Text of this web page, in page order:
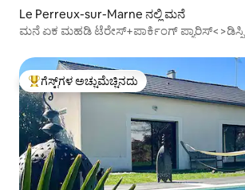
Le Perreux-sur-Marne ನಲ್ಲಿ ಮನೆ
ಮನೆ ಏಕ ಮಹಡಿ ಟೆರೇಸ್+ಪಾರ್ಕಿಂಗ್ ಪ್ಯಾರಿಸ್<>ಡಿಸ್ನಿ
ಗೆಸ್ಟ್‌ಗಳಿಗೆ ಅತಿ ಹೆಚ್ಚು ಅಚ್ಚುಮೆಚ್ಚಿನದು
ಗೆಸ್ಟ್‌ಗಳ ಅಚ್ಚುಮೆಚ್ಚಿನದು